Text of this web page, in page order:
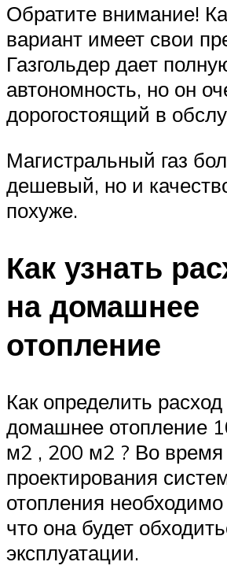
Обратите внимание!
вариант имеет свои
Газгольдер дает
автономность, но он
дорогостоящий в
Магистральный газ
дешевый, но и
похуже.
Как узнать
на домашнее
отопление
Как определить расход
домашнее отопление
м2 , 200 м2 ? Во время
проектирования
отопления необходимо
что она будет
эксплуатации.